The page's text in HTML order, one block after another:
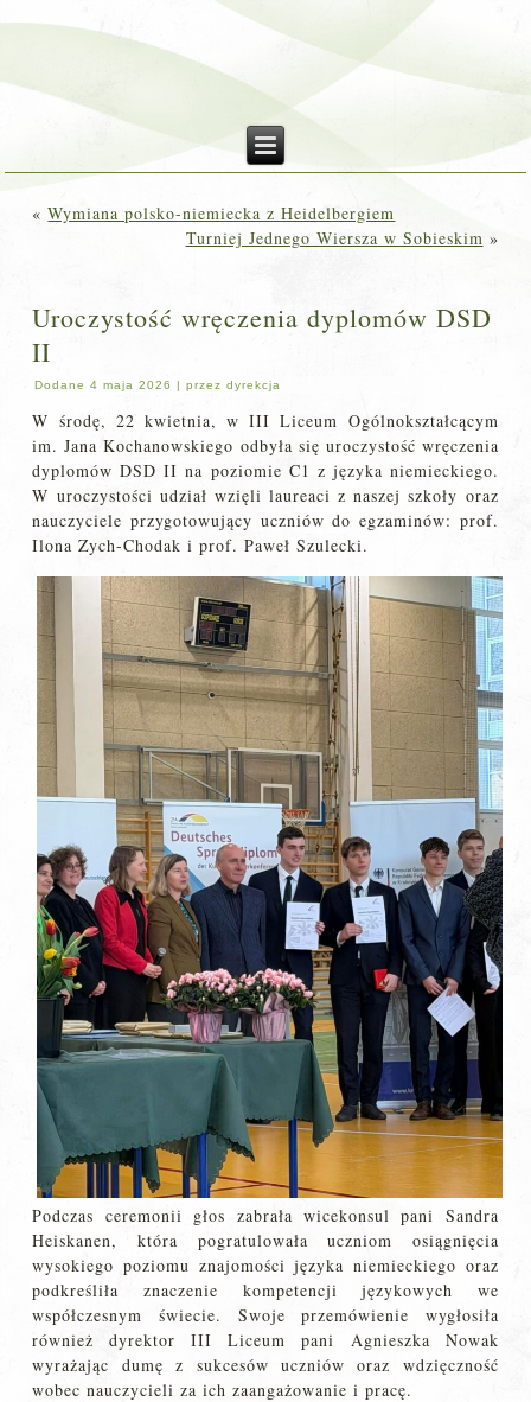
«Wymiana polsko-niemiecka z Heidelbergiem
Turniej Jednego Wiersza w Sobieskim »
Uroczystość wręczenia dyplomów DSD
II
Dodane 4 maja 2026 |przez dyrekcja
W środę, 22 kwietnia, w III Liceum Ogólnokształcącym
im. Jana Kochanowskiego odbyła się uroczystość wręczenia
dyplomów DSD II na poziomie C1 z języka niemieckiego.
W uroczystości udział wzięli laureaci z naszej szkoły oraz
nauczyciele przygotowujący uczniów do egzaminów: prof.
Ilona Zych-Chodak i prof. Paweł Szulecki.
Podczas ceremonii głos zabrała wicekonsul pani Sandra
Heiskanen, która pogratulowała uczniom osiągnięcia
wysokiego poziomu znajomości języka niemieckiego oraz
podkreśliła znaczenie kompetencji językowych we
współczesnym świecie. Swoje przemówienie wygłosiła
również dyrektor III Liceum pani Agnieszka Nowak
wyrażając dumę z sukcesów uczniów oraz wdzięczność
wobec nauczycieli za ich zaangażowanie i pracę.